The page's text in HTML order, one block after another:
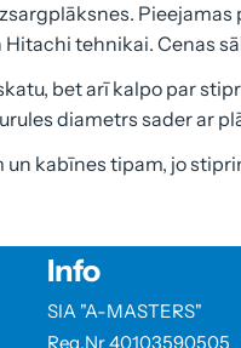
tehnikai. Cenas
bet arī kalpo par
diametrs sader ar
kabīnes tipam, jo
Info
SIA "A-MASTERS"
Reg.Nr 40103590505